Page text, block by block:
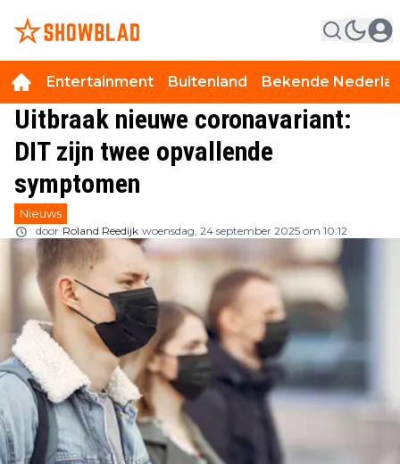
Entertainment Buitenland Bekende
Uitbraak nieuwe coronavariant:
DIT zijn twee opvallende
symptomen
Nieuws
door Roland Reedijk woensdag, 24 september 2025 om 10:12